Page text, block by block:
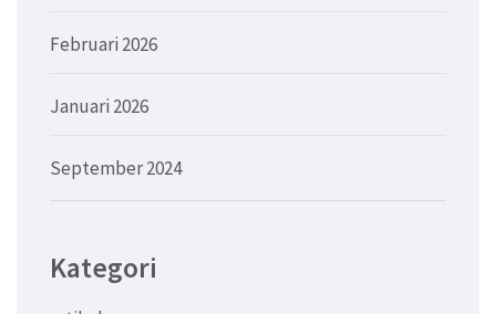
Februari 2026
Januari 2026
September 2024
Kategori